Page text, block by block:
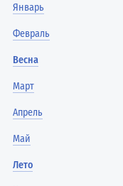
Январь
Февраль
Весна
Март
Апрель
Май
Лето